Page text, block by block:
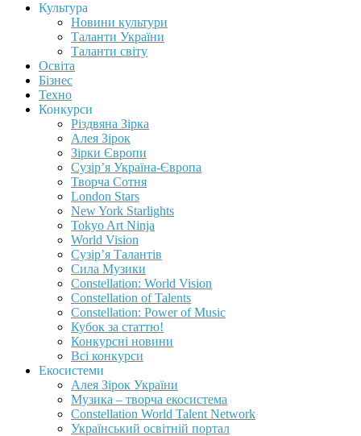
Культура
Новини культури
Таланти України
Таланти світу
Освіта
Бізнес
Техно
Конкурси
Різдвяна Зірка
Алея Зірок
Зірки Європи
Сузір’я Україна-Європа
Творча Сотня
London Stars
New York Starlights
Tokyo Art Ninja
World Vision
Сузір’я Талантів
Сила Музики
Constellation: World Vision
Constellation of Talents
Constellation: Power of Music
Кубок за статтю!
Конкурсні новини
Всі конкурси
Екосистеми
Алея Зірок України
Музика – творча екосистема
Constellation World Talent Network
Український освітній портал